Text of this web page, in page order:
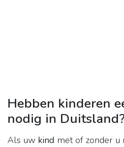
Hebben kinderen
nodig in
Als uw kind met of zonder u